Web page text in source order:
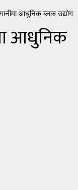
आधुनिक ब्लक उद्योग
आधुनिक